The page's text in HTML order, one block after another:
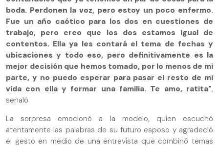
boda. Perdonen la voz, pero estoy un poco enfermo.
Fue un año caótico para los dos en cuestiones de
trabajo, pero creo que los dos estamos igual de
contentos. Ella ya les contará el tema de fechas y
ubicaciones y todo eso, pero definitivamente es la
mejor decisión que hemos tomado, por lo menos de mi
parte, y no puedo esperar para pasar el resto de mi
vida con ella y formar una familia. Te amo, ratita",
señaló.
La sorpresa emocionó a la modelo, quien escuchó
atentamente las palabras de su futuro esposo y agradeció
el gesto en medio de una entrevista que combinó temas